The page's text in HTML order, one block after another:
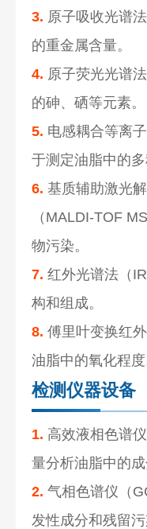
3. 原子吸收光谱
的重金属含量。
4. 原子荧光光谱
的砷、硒等元素。
5. 电感耦合等离
于测定油脂中的多
6. 基质辅助激光
（MALDI-TOF
物污染。
7. 红外光谱法（
构和组成。
8. 傅里叶变换红
油脂中的氧化程度
检测仪器设备
1. 高效液相色谱
量分析油脂中的成
2. 气相色谱仪（
发性成分和残留污